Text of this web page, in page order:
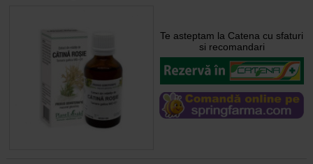
Te asteptam la Catena cu sfaturi
si recomandari